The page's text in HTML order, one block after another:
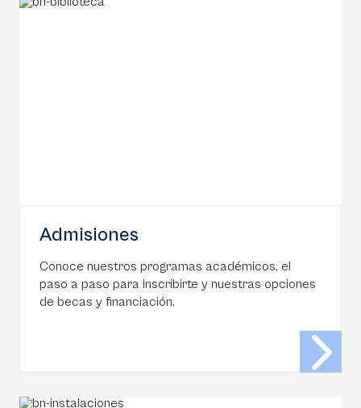
Admisiones
Conoce nuestros programas académicos, el
paso a paso para inscribirte y nuestras opciones
de becas y financiación.